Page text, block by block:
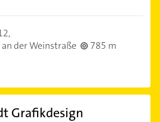
der Weinstraße
785 m
Grafikdesign